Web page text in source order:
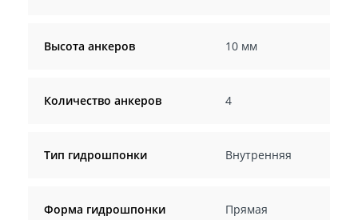
Высота анкеров 10 мм
Количество анкеров 4
Тип гидрошпонки Внутренняя
Форма гидрошпонки Прямая